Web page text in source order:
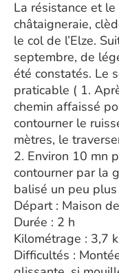
La résistance et
châtaigneraie,
le col de l’Elze.
septembre, de
été constatés. Le
praticable ( 1.
chemin affaissé
contourner le
mètres, le
2. Environ 10 mn
contourner par la
balisé un peu
Départ : Maison
Durée : 2 h
Kilométrage : 3,7
Difficultés :